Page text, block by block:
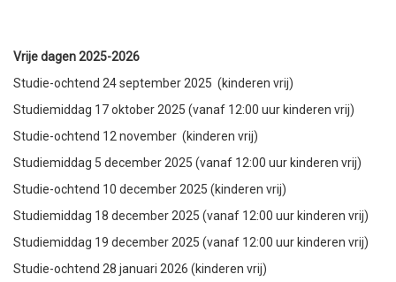
Vrije dagen 2025-2026
Studie-ochtend 24 september 2025 (kinderen vrij)
Studiemiddag 17 oktober 2025 (vanaf 12:00 uur kinderen vrij)
Studie-ochtend 12 november (kinderen vrij)
Studiemiddag 5 december 2025 (vanaf 12:00 uur kinderen vrij)
Studie-ochtend 10 december 2025 (kinderen vrij)
Studiemiddag 18 december 2025 (vanaf 12:00 uur kinderen vrij)
Studiemiddag 19 december 2025 (vanaf 12:00 uur kinderen vrij)
Studie-ochtend 28 januari 2026 (kinderen vrij)